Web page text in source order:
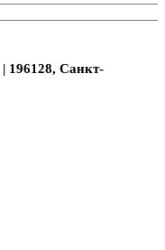
| 196128, Санкт-